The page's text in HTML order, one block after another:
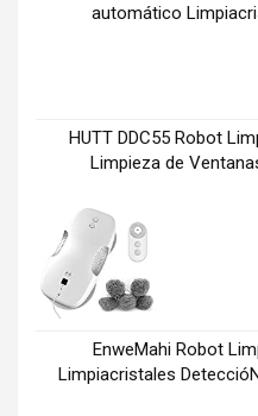
automático
HUTT DDC55 Robot
Limpieza de
EnweMahi Robot
Limpiacristales